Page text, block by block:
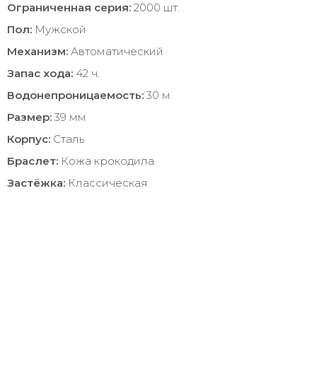
Ограниченная серия: 2000 шт.
Пол: Мужской
Механизм: Автоматический
Запас хода: 42 ч.
Водонепроницаемость: 30 м
Размер: 39 мм
Корпус: Сталь
Браслет: Кожа крокодила
Застёжка: Классическая